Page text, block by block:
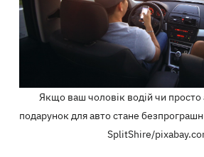
Якщо ваш чоловік водій чи
подарунок для авто стане
SplitShire/